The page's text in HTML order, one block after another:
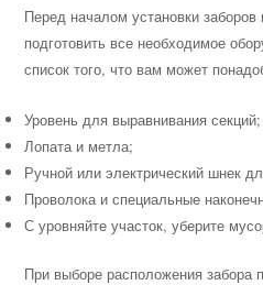
Перед началом установки
подготовить все необходимое
список того, что вам может
Уровень для выравнивания секций;
Лопата и метла;
Ручной или электрический шнек
Проволока и специальные
С уровняйте участок, уберите
При выборе расположения забора